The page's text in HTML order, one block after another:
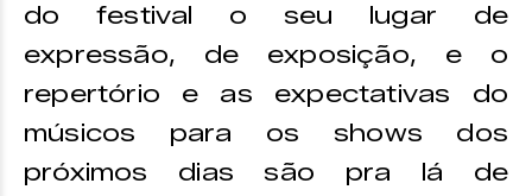
do festival o seu lugar de
expressão, de exposição, e o
repertório e as expectativas do
músicos para os shows dos
próximos dias são pra lá de